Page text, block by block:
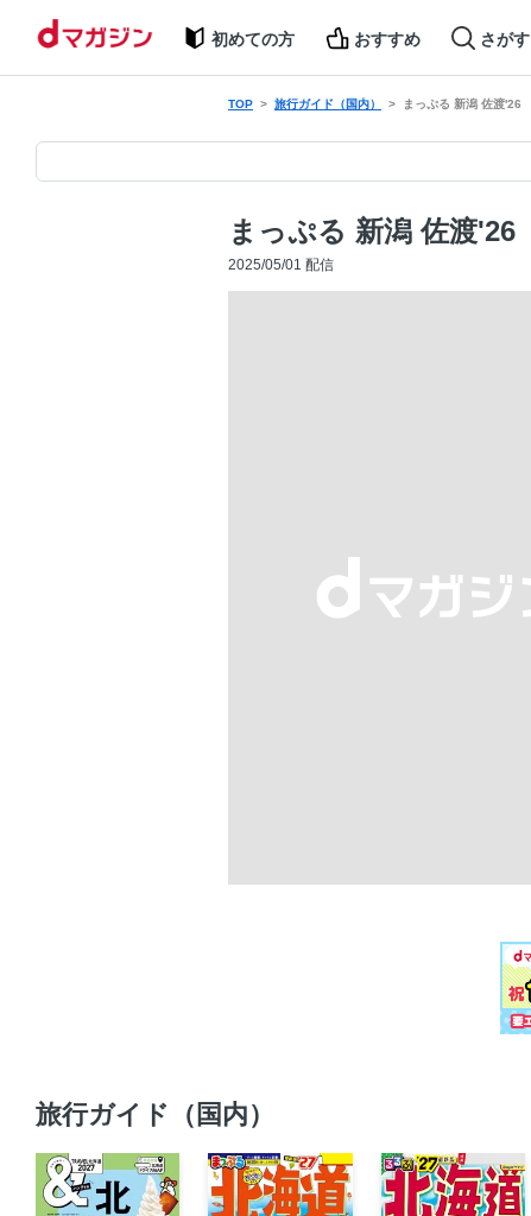
初めての方 おすすめ さがす
TOP 旅行ガイド（国内） まっぷる 新潟 佐渡'26
まっぷる 新潟 佐渡'26
2025/05/01 配信
旅行ガイド（国内）